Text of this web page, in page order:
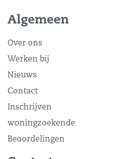
Algemeen
Over ons
Werken bij
Nieuws
Contact
Inschrijven
woningzoekende
Beoordelingen